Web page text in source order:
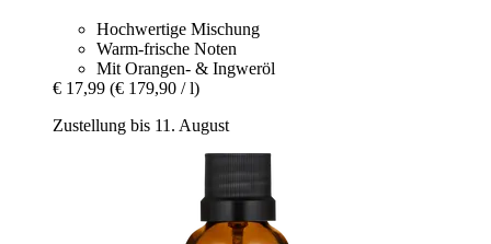
Hochwertige Mischung
Warm-frische Noten
Mit Orangen- & Ingweröl
€ 17,99 (€ 179,90 / l)
Zustellung bis 11. August